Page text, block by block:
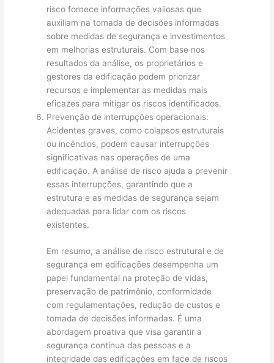
risco fornece informações valiosas que
auxiliam na tomada de decisões informadas
sobre medidas de segurança e investimentos
em melhorias estruturais. Com base nos
resultados da análise, os proprietários e
gestores da edificação podem priorizar
recursos e implementar as medidas mais
eficazes para mitigar os riscos identificados.
Prevenção de interrupções operacionais:
Acidentes graves, como colapsos estruturais
ou incêndios, podem causar interrupções
significativas nas operações de uma
edificação. A análise de risco ajuda a prevenir
essas interrupções, garantindo que a
estrutura e as medidas de segurança sejam
adequadas para lidar com os riscos
existentes.
Em resumo, a análise de risco estrutural e de
segurança em edificações desempenha um
papel fundamental na proteção de vidas,
preservação de patrimônio, conformidade
com regulamentações, redução de custos e
tomada de decisões informadas. É uma
abordagem proativa que visa garantir a
segurança contínua das pessoas e a
integridade das edificações em face de riscos